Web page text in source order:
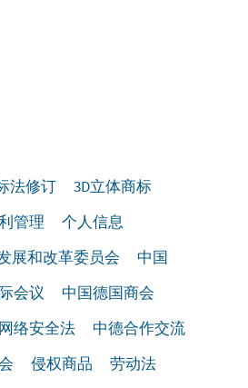
法修订
3D立体商标
管理
个人信息
展和改革委员会
中国
会议
中国德国商会
络安全法
中德合作交流
侵权商品
劳动法